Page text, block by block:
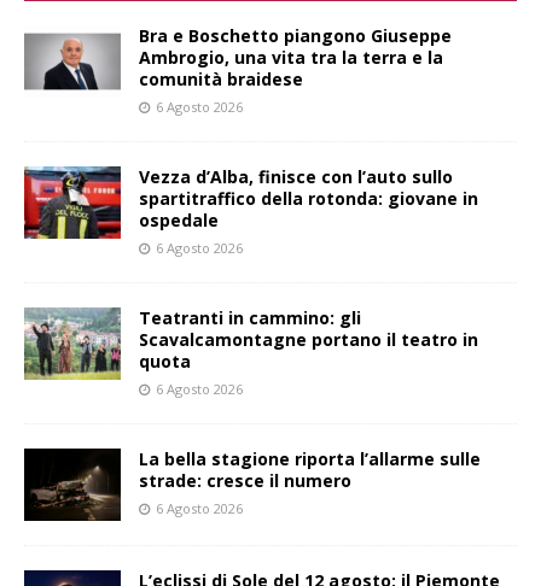
Bra e Boschetto piangono Giuseppe
Ambrogio, una vita tra la terra e la
comunità braidese
6 Agosto 2026
Vezza d’Alba, finisce con l’auto sullo
spartitraffico della rotonda: giovane in
ospedale
6 Agosto 2026
Teatranti in cammino: gli
Scavalcamontagne portano il teatro in
quota
6 Agosto 2026
La bella stagione riporta l’allarme sulle
strade: cresce il numero
6 Agosto 2026
L’eclissi di Sole del 12 agosto: il Piemonte